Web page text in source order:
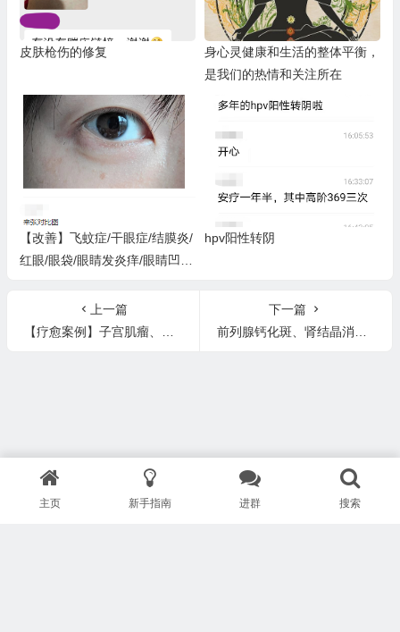
皮肤枪伤的修复
身心灵健康和生活的整体平衡，
是我们的热情和关注所在
【改善】飞蚊症/干眼症/结膜炎/
红眼/眼袋/眼睛发炎痒/眼睛凹
hpv阳性转阴
上一篇
【疗愈案例】子宫肌瘤、乳腺增生、体重过轻、低血压、肝血管瘤、白内障（前期）、慢性咽炎、牙结石等
下一篇
前列腺钙化斑、肾结晶消失【含报告图】
主页 新手指南 进群 搜索